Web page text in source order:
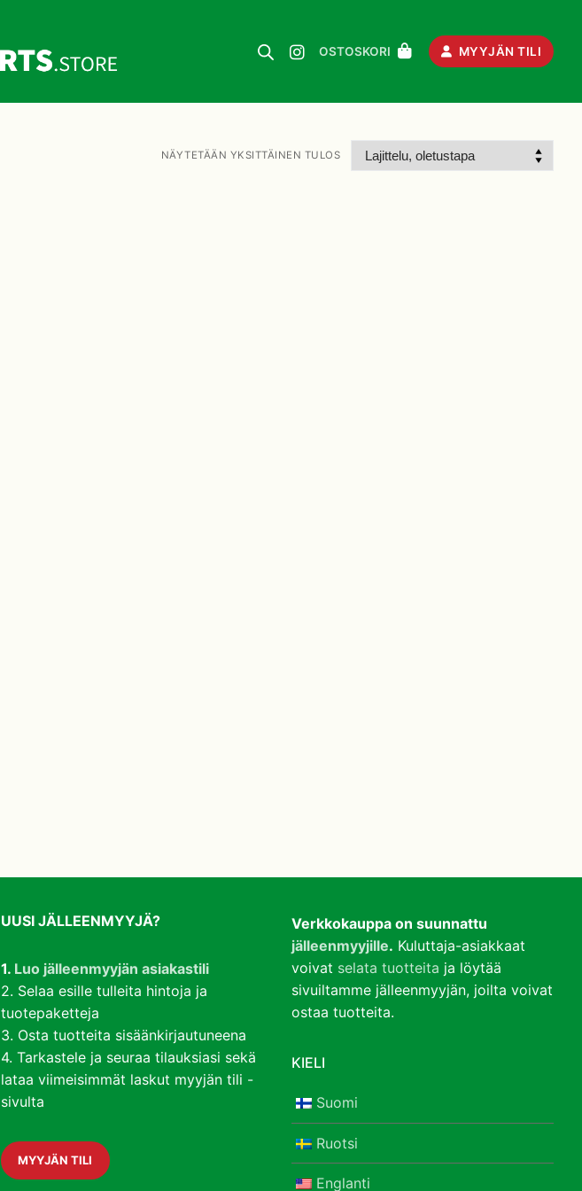
OSTOSKORI MYYJÄN TILI
NÄYTETÄÄN YKSITTÄINEN TULOS
UUSI JÄLLEENMYYJÄ?
1. Luo jälleenmyyjän asiakastili
2. Selaa esille tulleita hintoja ja
tuotepaketteja
3. Osta tuotteita sisäänkirjautuneena
4. Tarkastele ja seuraa tilauksiasi sekä
lataa viimeisimmät laskut myyjän tili -
sivulta
MYYJÄN TILI
Verkkokauppa on suunnattu
jälleenmyyjille. Kuluttaja-asiakkaat
voivat selata tuotteita ja löytää
sivuiltamme jälleenmyyjän, joilta voivat
ostaa tuotteita.
KIELI
Suomi
Ruotsi
Englanti